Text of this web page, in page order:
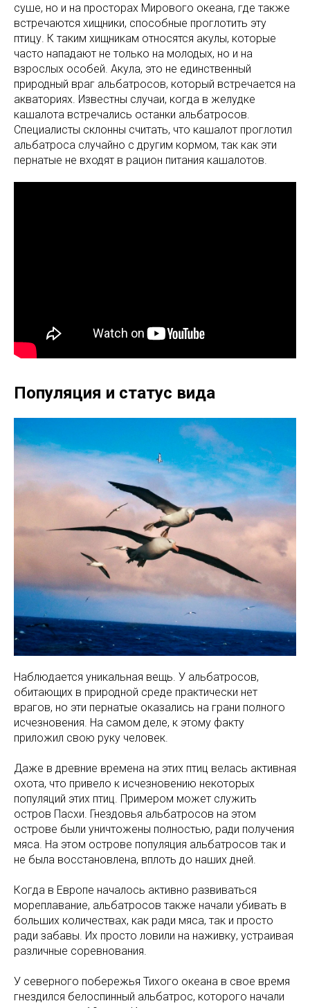
суше, но и на просторах Мирового океана, где также
встречаются хищники, способные проглотить эту
птицу. К таким хищникам относятся акулы, которые
часто нападают не только на молодых, но и на
взрослых особей. Акула, это не единственный
природный враг альбатросов, который встречается на
акваториях. Известны случаи, когда в желудке
кашалота встречались останки альбатросов.
Специалисты склонны считать, что кашалот проглотил
альбатроса случайно с другим кормом, так как эти
пернатые не входят в рацион питания кашалотов.
Популяция и статус вида
Наблюдается уникальная вещь. У альбатросов,
обитающих в природной среде практически нет
врагов, но эти пернатые оказались на грани полного
исчезновения. На самом деле, к этому факту
приложил свою руку человек.
Даже в древние времена на этих птиц велась активная
охота, что привело к исчезновению некоторых
популяций этих птиц. Примером может служить
остров Пасхи. Гнездовья альбатросов на этом
острове были уничтожены полностью, ради получения
мяса. На этом острове популяция альбатросов так и
не была восстановлена, вплоть до наших дней.
Когда в Европе началось активно развиваться
мореплавание, альбатросов также начали убивать в
больших количествах, как ради мяса, так и просто
ради забавы. Их просто ловили на наживку, устраивая
различные соревнования.
У северного побережья Тихого океана в свое время
гнездился белоспинный альбатрос, которого начали